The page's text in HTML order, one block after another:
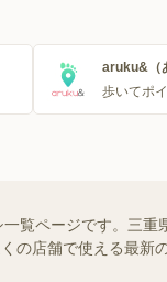
aruku&（
歩いてポ
覧ページです。三
の店舗で使える最新